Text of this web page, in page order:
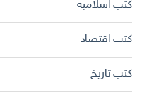
كتب اسلامية
كتب اقتصاد
كتب تاريخ